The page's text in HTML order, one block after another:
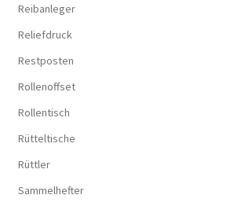
Reibanleger
Reliefdruck
Restposten
Rollenoffset
Rollentisch
Rütteltische
Rüttler
Sammelhefter